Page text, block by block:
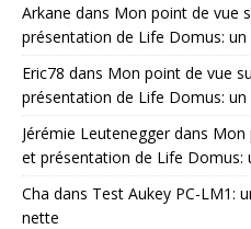
Arkane dans Mon point de vue
présentation de Life Domus:
Eric78 dans Mon point de vue
présentation de Life Domus:
Jérémie Leuteneggerdans Mon
et présentation de Life
Cha dans Test Aukey PC-LM1:
nette